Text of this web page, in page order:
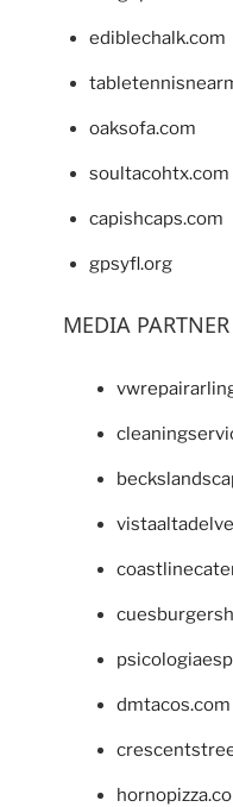
ediblechalk.com
oaksofa.com
soultacohtx.com
capishcaps.com
gpsyfl.org
MEDIA
dmtacos.com